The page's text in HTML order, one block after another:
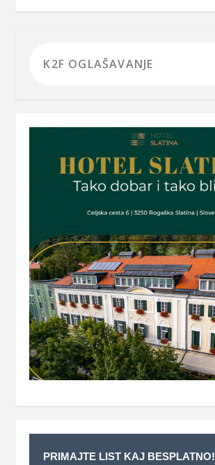
PRIMAJTE LIST KAJ BESPLATNO!